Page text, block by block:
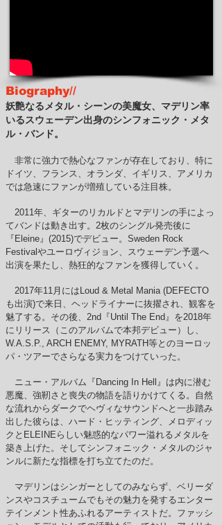
Biography//
妖艶なるメタル・シーンの美魔女、マデリン率
いるスウェーデン出身のシンフォニック・メタ
ル・バンド。
非常に強力で熱心なファンが存在しており、特に
ドイツ、フランス、オランダ、イギリス、アメリカ
では急速にファンが増殖している注目株。
2011年、ギターのリカルドとマデリンの手によっ
てバンドは動き出す。2枚のシングル発売後に
『Eleine』(2015)でデビュー。Sweden Rock
Festivalやユーロヴィジョン、スウェーデン予選へ
出演を果たし、熱狂的なファンを獲得していく。
2017年11月にはLoud & Metal Mania (DEFECTO
も出演)で来日、ヘッドライナーに抜擢され、観客を
魅了する。その後、2nd『Until The End』を2018年
にリリース（このアルバムで本邦デビュー）し、
W.A.S.P., ARCH ENEMY, MYRATH等とのヨーロッ
パ・ツアーでさらなる実力をつけていった。
ニュー・アルバム『Dancing In Hell』は内に潜む
悪魔、強靭さと喪失の物語を語りかけてくる。自然
な流れからダークでヘヴィなサウンドへと一歩踏み
出した彼らは、ハード・ヒッティング、メロディッ
クとELEINEらしい魅惑的なパワー溢れるメタルを
築き上げた。そしてシンフォニック・メタルのジャ
ンルに新たな指標を打ち立てたのだ。
マデリンはシンガーとしてのみならず、ベリーダ
ンスやコスチュームでもその魅力を発するエンター
テインメント性あふれるアーティストだ。ファッシ